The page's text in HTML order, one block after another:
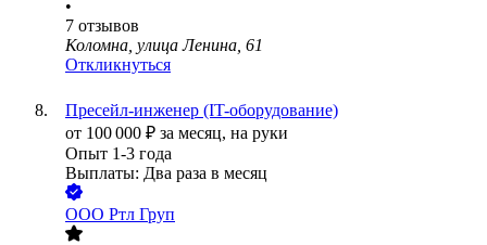
•
7 отзывов
Коломна, улица Ленина, 61
Откликнуться
Пресейл-инженер (IT-оборудование)
от 100 000 ₽ за месяц, на руки
Опыт 1-3 года
Выплаты: Два раза в месяц
ООО Ртл Груп